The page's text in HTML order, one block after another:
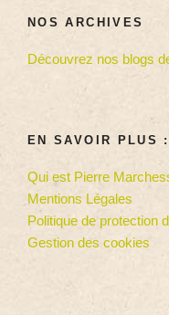
NOS ARCHIVES
Découvrez nos blogs
EN SAVOIR PLUS :
Qui est Pierre
Mentions Légales
Politique de protection
Gestion des cookies